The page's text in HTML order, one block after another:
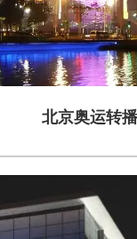
北京奥运转